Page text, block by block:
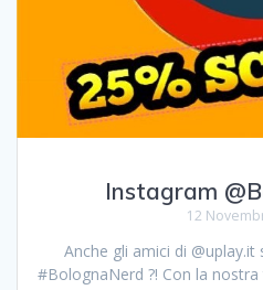
Instagram
12
Anche gli amici di
#BolognaNerd ?! Con la